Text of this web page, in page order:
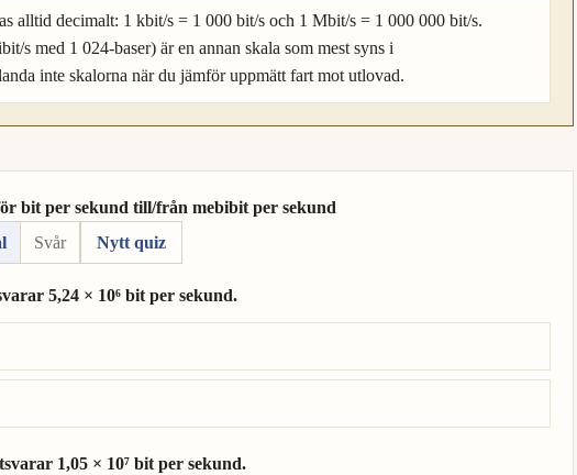
alltid decimalt: 1 kbit/s = 1 000 bit/s och 1 Mbit/s = 1 000 000 bit/s.
s med 1 024-baser) är en annan skala som mest syns i
inte skalorna när du jämför uppmätt fart mot utlovad.
bit per sekund till/från mebibit per sekund
Svår Nytt quiz
5,24 × 10⁶ bit per sekund.
= 5,24 × 10⁶ bit per sekund.
1,05 × 10⁷ bit per sekund.